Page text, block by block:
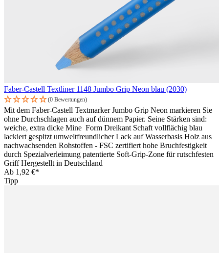
Faber-Castell Textliner 1148 Jumbo Grip Neon blau (2030)
(0 Bewertungen)
Mit dem Faber-Castell Textmarker Jumbo Grip Neon markieren Sie
ohne Durchschlagen auch auf dünnem Papier. Seine Stärken sind:
weiche, extra dicke Mine Form Dreikant Schaft vollflächig blau
lackiert gespitzt umweltfreundlicher Lack auf Wasserbasis Holz aus
nachwachsenden Rohstoffen - FSC zertifiert hohe Bruchfestigkeit
durch Spezialverleimung patentierte Soft-Grip-Zone für rutschfesten
Griff Hergestellt in Deutschland
Ab 1,92 €*
Tipp